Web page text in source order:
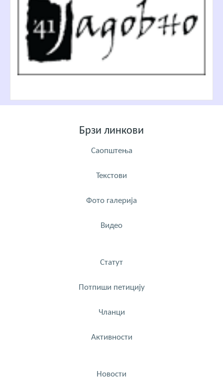
Брзи линкови
Саопштења
Текстови
Фото галерија
Видео
Статут
Потпиши петицију
Чланци
Активности
Новости